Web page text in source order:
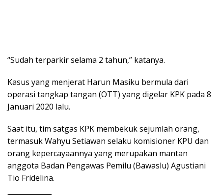
“Sudah terparkir selama 2 tahun,” katanya.
Kasus yang menjerat Harun Masiku bermula dari
operasi tangkap tangan (OTT) yang digelar KPK pada 8
Januari 2020 lalu.
Saat itu, tim satgas KPK membekuk sejumlah orang,
termasuk Wahyu Setiawan selaku komisioner KPU dan
orang kepercayaannya yang merupakan mantan
anggota Badan Pengawas Pemilu (Bawaslu) Agustiani
Tio Fridelina.